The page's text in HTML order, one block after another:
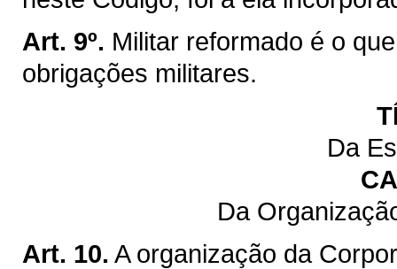
Art. 9º. Militar reformado é o
obrigações militares.
Da
Da
Art. 10. A organização da